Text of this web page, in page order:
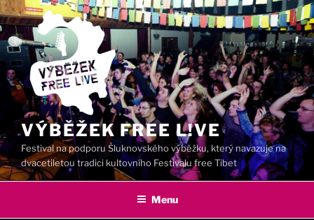
Přejít
k
obsahu
webu
VÝBĚŽEK FREE L!VE
Festival na podporu Šluknovského výběžku, který navazuje na
dvacetiletou tradici kultovního Festivalu free Tibet
Menu